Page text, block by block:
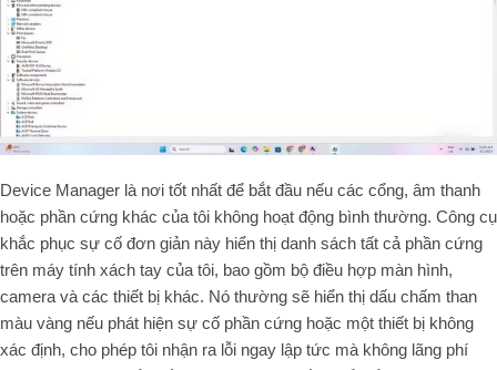
Device Manager là nơi tốt nhất để bắt đầu nếu các cổng, âm thanh
hoặc phần cứng khác của tôi không hoạt động bình thường. Công cụ
khắc phục sự cố đơn giản này hiển thị danh sách tất cả phần cứng
trên máy tính xách tay của tôi, bao gồm bộ điều hợp màn hình,
camera và các thiết bị khác. Nó thường sẽ hiển thị dấu chấm than
màu vàng nếu phát hiện sự cố phần cứng hoặc một thiết bị không
xác định, cho phép tôi nhận ra lỗi ngay lập tức mà không lãng phí